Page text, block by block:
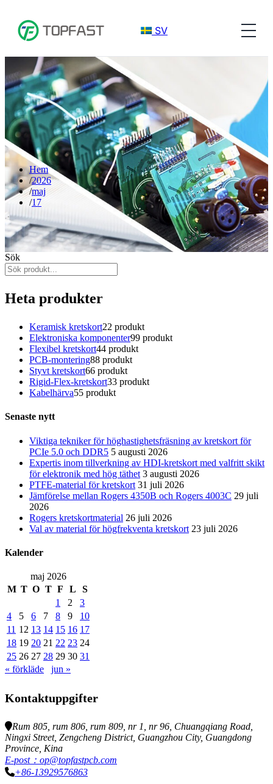
SV
Hem
2026
maj
17
Sök
Heta produkter
Keramisk kretskort22 produkt
Elektroniska komponenter99 produkt
Flexibel kretskort44 produkt
PCB-montering88 produkt
Styvt kretskort66 produkt
Rigid-Flex-kretskort33 produkt
Kabelhärva55 produkt
Senaste nytt
Viktiga tekniker för höghastighetsfräsning av kretskort för
PCIe 5.0 och DDR5 5 augusti 2026
Expertis inom tillverkning av HDI-kretskort med valfritt skikt
för elektronik med hög täthet 3 augusti 2026
PTFE-material för kretskort 31 juli 2026
Jämförelse mellan Rogers 4350B och Rogers 4003C 29 juli
2026
Rogers kretskortmaterial 26 juli 2026
Val av material för högfrekventa kretskort 23 juli 2026
Kalender
maj 2026
M T O T F L
S
1
2
3
4
5 6 7 8 9
10
11 12 13 14 15 16 17
18 19 20 21 22 23 24
25 26 27 28 29 30 31
« förkläde
jun »
Kontaktuppgifter
Rum 805, rum 806, rum 809, nr 1, nr 96, Chuangqiang Road,
Ningxi Street, Zengcheng District, Guangzhou City, Guangdong
Province, Kina
E-post：op@topfastpcb.com
+86-13929576863